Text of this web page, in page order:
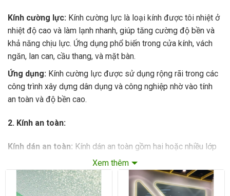
Kính cường lực: Kính cường lực là loại kính được tôi nhiệt ở
nhiệt độ cao và làm lạnh nhanh, giúp tăng cường độ bền và
khả năng chịu lực. Ứng dụng phổ biến trong cửa kính, vách
ngăn, lan can, cầu thang, và mặt bàn.
Ứng dụng: Kính cường lực được sử dụng rộng rãi trong các
công trình xây dựng dân dụng và công nghiệp nhờ vào tính
an toàn và độ bền cao.
2. Kính an toàn:
Kính dán an toàn: Kính dán an toàn gồm hai hoặc nhiều lớp
kính ghép lại với nhau bằng một lớp phim PVB ở giữa. Khi bị
vỡ, các mảnh kính sẽ dính lại với nhau, giảm thiểu nguy cơ
gây thương tích.
Xem thêm